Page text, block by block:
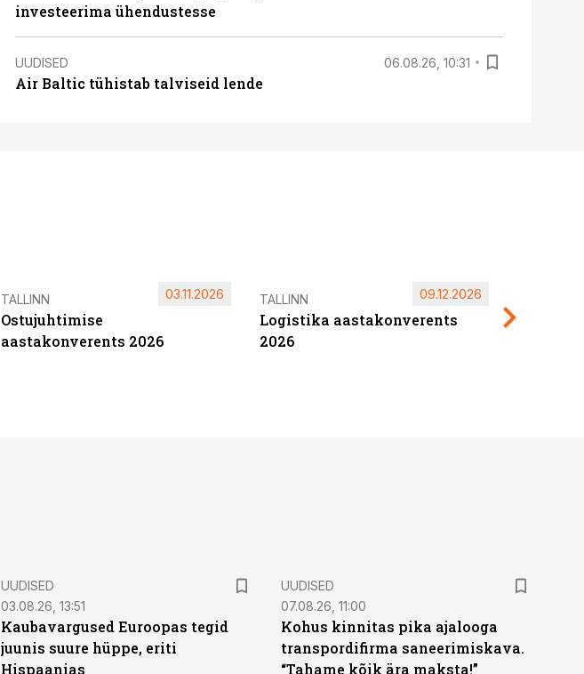
investeerima ühendustesse
UUDISED 06.08.26, 10:31
Air Baltic tühistab talviseid lende
TALLINN
Ostujuhtimise
aastakonverents 2026
03.11.2026 TALLINN
Logistika aastakonverents
2026
09.12.2026
UUDISED
03.08.26, 13:51
Kaubavargused Euroopas tegid
juunis suure hüppe, eriti
Hispaanias
UUDISED
07.08.26, 11:00
Kohus kinnitas pika ajalooga
transpordifirma saneerimiskava.
“Tahame kõik ära maksta!”